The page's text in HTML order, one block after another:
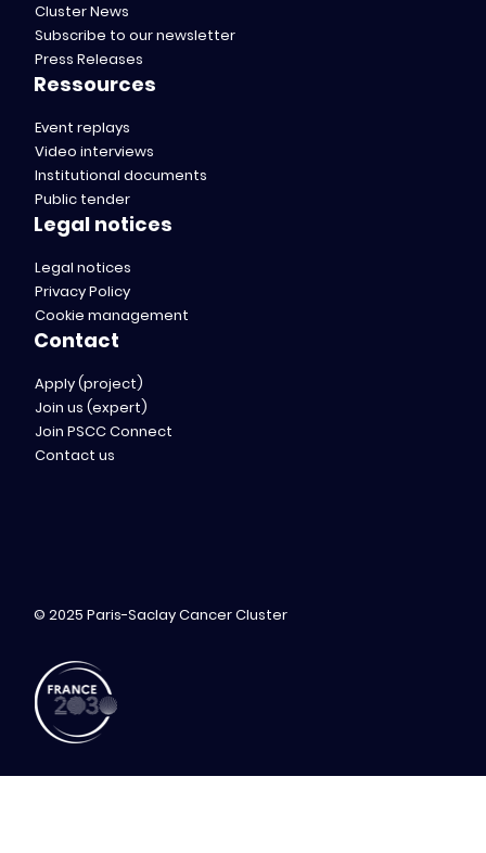
Cluster News
Subscribe to our newsletter
Press Releases
Ressources
Event replays
Video interviews
Institutional documents
Public tender
Legal notices
Legal notices
Privacy Policy
Cookie management
Contact
Apply (project)
Join us (expert)
Join PSCC Connect
Contact us
© 2025 Paris-Saclay Cancer Cluster